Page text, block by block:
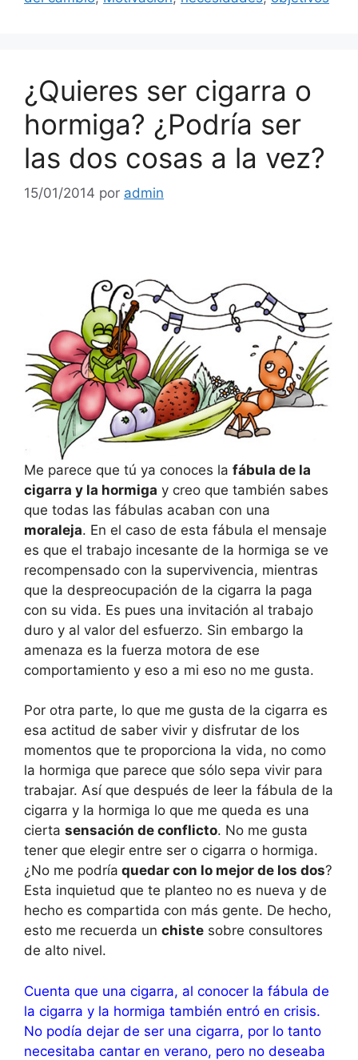
¿Quieres ser cigarra o
hormiga? ¿Podría ser
las dos cosas a la vez?
15/01/2014 por admin
Me parece que tú ya conoces la fábula de la
cigarra y la hormiga y creo que también sabes
que todas las fábulas acaban con una
moraleja. En el caso de esta fábula el mensaje
es que el trabajo incesante de la hormiga se ve
recompensado con la supervivencia, mientras
que la despreocupación de la cigarra la paga
con su vida. Es pues una invitación al trabajo
duro y al valor del esfuerzo. Sin embargo la
amenaza es la fuerza motora de ese
comportamiento y eso a mi eso no me gusta.
Por otra parte, lo que me gusta de la cigarra es
esa actitud de saber vivir y disfrutar de los
momentos que te proporciona la vida, no como
la hormiga que parece que sólo sepa vivir para
trabajar. Así que después de leer la fábula de la
cigarra y la hormiga lo que me queda es una
cierta sensación de conflicto. No me gusta
tener que elegir entre ser o cigarra o hormiga.
¿No me podría quedar con lo mejor de los dos?
Esta inquietud que te planteo no es nueva y de
hecho es compartida con más gente. De hecho,
esto me recuerda un chiste sobre consultores
de alto nivel.
Cuenta que una cigarra, al conocer la fábula de
la cigarra y la hormiga también entró en crisis.
No podía dejar de ser una cigarra, por lo tanto
necesitaba cantar en verano, pero no deseaba